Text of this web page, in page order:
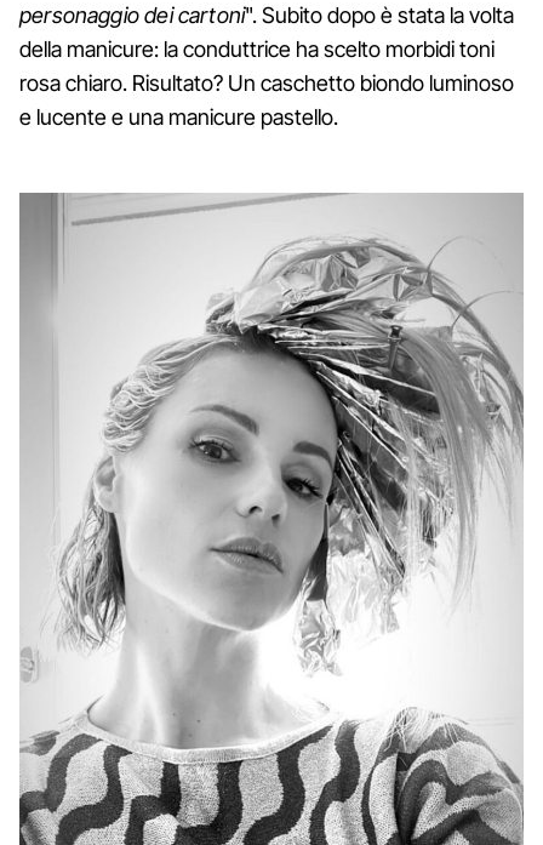
personaggio dei cartoni". Subito dopo è stata la volta
della manicure: la conduttrice ha scelto morbidi toni
rosa chiaro. Risultato? Un caschetto biondo luminoso
e lucente e una manicure pastello.